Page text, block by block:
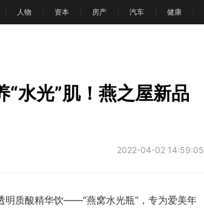
人物 资本 房产 汽车 健康
水光”肌！燕之屋新品
2022-04-02 14:59:05
质酸精华饮——“燕窝水光瓶”，专为爱美年